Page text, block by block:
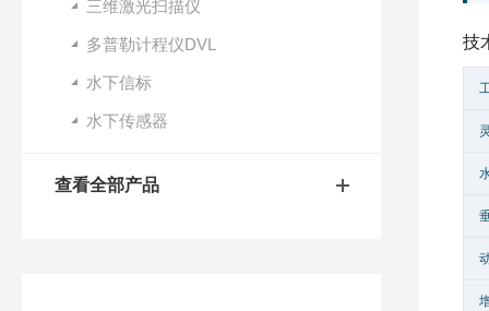
三维激光扫描仪
多普勒计程仪DVL
水下信标
水下传感器
查看全部产品
技